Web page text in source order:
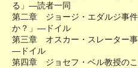
る」―読者一同
第二章 ジョージ・エダルジ事
か？」―ドイル
第三章 オスカー・スレーター
―ドイル
第四章 ジョセフ・ベル教授の